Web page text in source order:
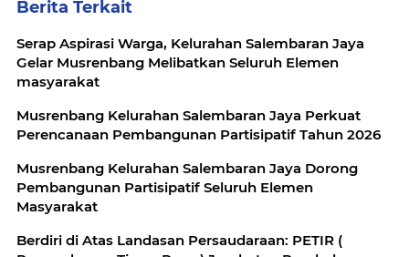
Berita Terkait
Serap Aspirasi Warga, Kelurahan Salembaran Jaya
Gelar Musrenbang Melibatkan Seluruh Elemen
masyarakat
Musrenbang Kelurahan Salembaran Jaya Perkuat
Perencanaan Pembangunan Partisipatif Tahun 2026
Musrenbang Kelurahan Salembaran Jaya Dorong
Pembangunan Partisipatif Seluruh Elemen
Masyarakat
Berdiri di Atas Landasan Persaudaraan: PETIR (